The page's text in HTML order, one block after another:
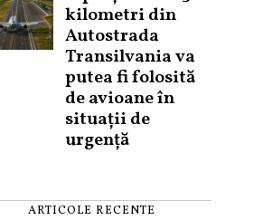
kilometri din
Autostrada
Transilvania va
putea fi folosită
de avioane în
situații de
urgență
ARTICOLE RECENTE